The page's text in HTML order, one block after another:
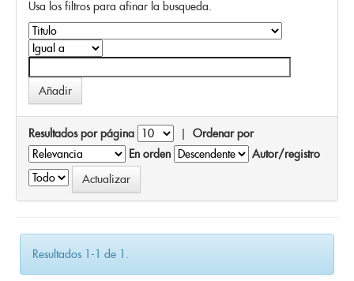
Usa los filtros para afinar la busqueda.
Resultados por página | Ordenar por
En orden
Autor/registro
Resultados 1-1 de 1.